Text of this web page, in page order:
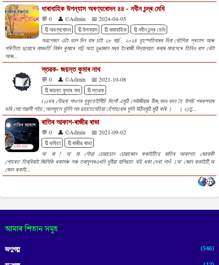
ধাৰাবাহিক উপন্যাস অৰণ্যৰোদন ৪৪ - নবীন চন্দ্ৰ মেধি
💬 0 👤 ©Admin
📅 2024-04-05
🔖অৰণ্যৰোদন
🔖উপন্যাস 🔖ধাৰাবাহিক
🔖নবীন চন্দ্ৰ মেধি
অৱশেষত এটা ভাল দিন বাৰ চাই ২৮ মাৰ্চ , ২০২৪ বৃহস্পতিবাৰৰ দিনা কৌশিক প্ৰতাপ আৰু
পৰিণীতা দুয়োৰে নামভৰ্তি নিৰ্মল কুমাৰে পঢ়ি অহা চুঙাজান মধ্য ইংৰাজী বিদ্যালয়ত কৰাৰ মানসেৰে তিনিও বাপ বেটা
আৰু...
স্তৱক- জয়ন্ত কুমাৰ নাথ
💬 0 👤 ©Admin
📅 2021-10-08
🔖জয়ন্ত কুমাৰ নাথ
🔖স্তৱক
(১)ভৰ যৌৱনা শাওণৰ বুকুতেইসিঁচি দিলোঁ এমুঠি সেউজীয়াৰ বীজ,নদন-বদন হৈ উপচি পৰকপথাৰ
ভৰি সোণোৱালী শইচ ;আলফুলে বুটলি লম দুহাতেযেতিয়া হেঁপাহবোৰ ফুলি উঠিবমুঠি মুঠি কৰি । ( ২)তু...
ৰাতিৰ আকাশ-ৰাজীৱ ৰাভা
💬 0 👤 ©Admin
📅 2021-09-02
🔖কবিতা
🔖ৰাজীৱ ৰাভা
অ' মা ! অ' মা সৌৱা চোৱাচোন চোৱাজোন ককাইটিয়ে ৰাতিৰ আকাশত জোনাকী
পোহৰত তিৰ্‌বিৰাই জিলিকি থকাসৰু সৰু তৰাফুলৰএখনি ধুনীয়া বাগিছাত বহি থকা দেখা পাওঁ ।অ' জোন ককাইটি,অ
জোন ককাই...
আমাৰ শিতান সমূহ
অণুগল্প (546)